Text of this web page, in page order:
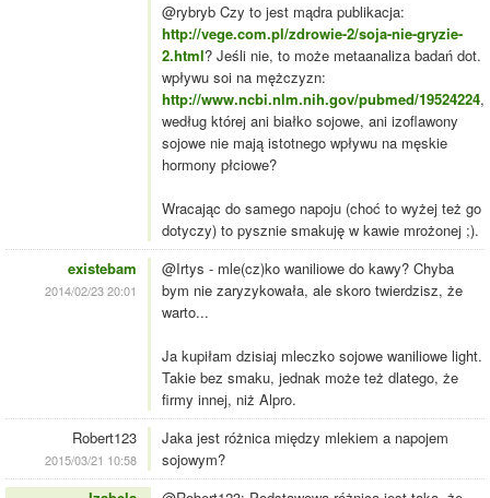
@rybryb Czy to jest mądra publikacja:
http://vege.com.pl/zdrowie-2/soja-nie-gryzie-
2.html? Jeśli nie, to może metaanaliza badań dot.
wpływu soi na mężczyzn:
http://www.ncbi.nlm.nih.gov/pubmed/19524224,
według której ani białko sojowe, ani izoflawony
sojowe nie mają istotnego wpływu na męskie
hormony płciowe?
Wracając do samego napoju (choć to wyżej też go
dotyczy) to pysznie smakuję w kawie mrożonej ;).
existebam
2014/02/23 20:01
@Irtys - mle(cz)ko waniliowe do kawy? Chyba
bym nie zaryzykowała, ale skoro twierdzisz, że
warto...
Ja kupiłam dzisiaj mleczko sojowe waniliowe light.
Takie bez smaku, jednak może też dlatego, że
firmy innej, niż Alpro.
Robert123
2015/03/21 10:58
Jaka jest różnica między mlekiem a napojem
sojowym?